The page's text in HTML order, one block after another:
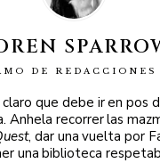
DE REDACCIONES
que debe ir en pos
Anhela recorrer las
, dar una vuelta por
una biblioteca